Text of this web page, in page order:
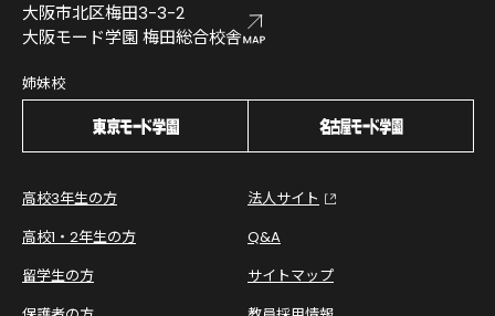
大阪市北区梅田3-3-2
大阪モード学園 梅田総合校舎
姉妹校
高校3年生の方
高校1・2年生の方
留学生の方
法人サイト
Q&A
サイトマップ